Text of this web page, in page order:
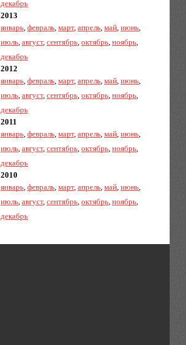
декабрь
2013
январь,февраль,март,апрель,май,июнь,
июль,август,сентябрь,октябрь,ноябрь,
декабрь
2012
январь,февраль,март,апрель,май,июнь,
июль,август,сентябрь,октябрь,ноябрь,
декабрь
2011
январь,февраль,март,апрель,май,июнь,
июль,август,сентябрь,октябрь,ноябрь,
декабрь
2010
январь,февраль,март,апрель,май,июнь,
июль,август,сентябрь,октябрь,ноябрь,
декабрь